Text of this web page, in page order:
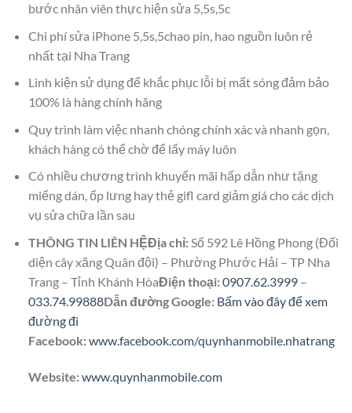
bước nhân viên thực hiện sửa 5,5s,5c
Chi phí sửa iPhone 5,5s,5chao pin, hao nguồn luôn rẻ
nhất tại Nha Trang
Linh kiện sử dụng để khắc phục lỗi bị mất sóng đảm bảo
100% là hàng chính hãng
Quy trình làm việc nhanh chóng chính xác và nhanh gọn,
khách hàng có thể chờ để lấy máy luôn
Có nhiều chương trình khuyến mãi hấp dẫn như tặng
miếng dán, ốp lưng hay thẻ gifl card giảm giá cho các dịch
vụ sửa chữa lần sau
THÔNG TIN LIÊN HỆĐịa chỉ:Số 592 Lê Hồng Phong (Đối
diện cây xăng Quân đội) – Phường Phước Hải – TP Nha
Trang – Tỉnh Khánh HòaĐiện thoại:0907.62.3999–
033.74.99888Dẫn đường Google: Bấm vào đây để xem
đường đi
Facebook:www.facebook.com/quynhanmobile.nhatrang
Website:www.quynhanmobile.com